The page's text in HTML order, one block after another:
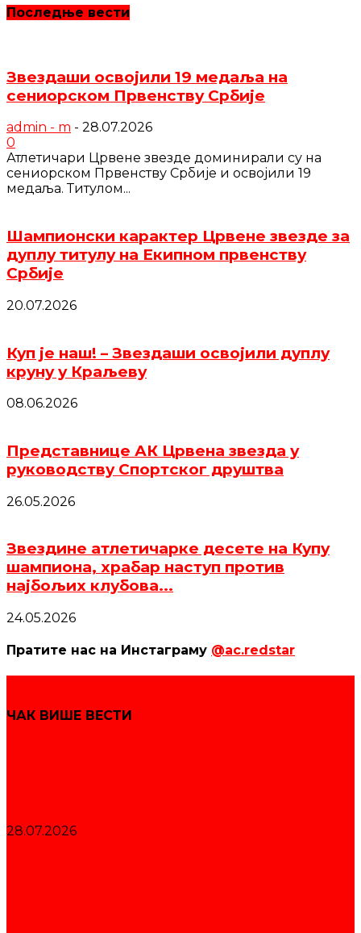
Последње вести
Звездаши освојили 19 медаља на
сениорском Првенству Србије
admin - m - 28.07.2026
0
Атлетичари Црвене звезде доминирали су на
сениорском Првенству Србије и освојили 19
медаља. Титулом...
Шампионски карактер Црвене звезде за
дуплу титулу на Екипном првенству
Србије
20.07.2026
Куп је наш! – Звездаши освојили дуплу
круну у Краљеву
08.06.2026
Представнице АК Црвена звезда у
руководству Спортског друштва
26.05.2026
Звездине атлетичарке десете на Купу
шампиона, храбар наступ против
најбољих клубова...
24.05.2026
Пратите нас на Инстаграму @ac.redstar
ЧАК ВИШЕ ВЕСТИ
28.07.2026